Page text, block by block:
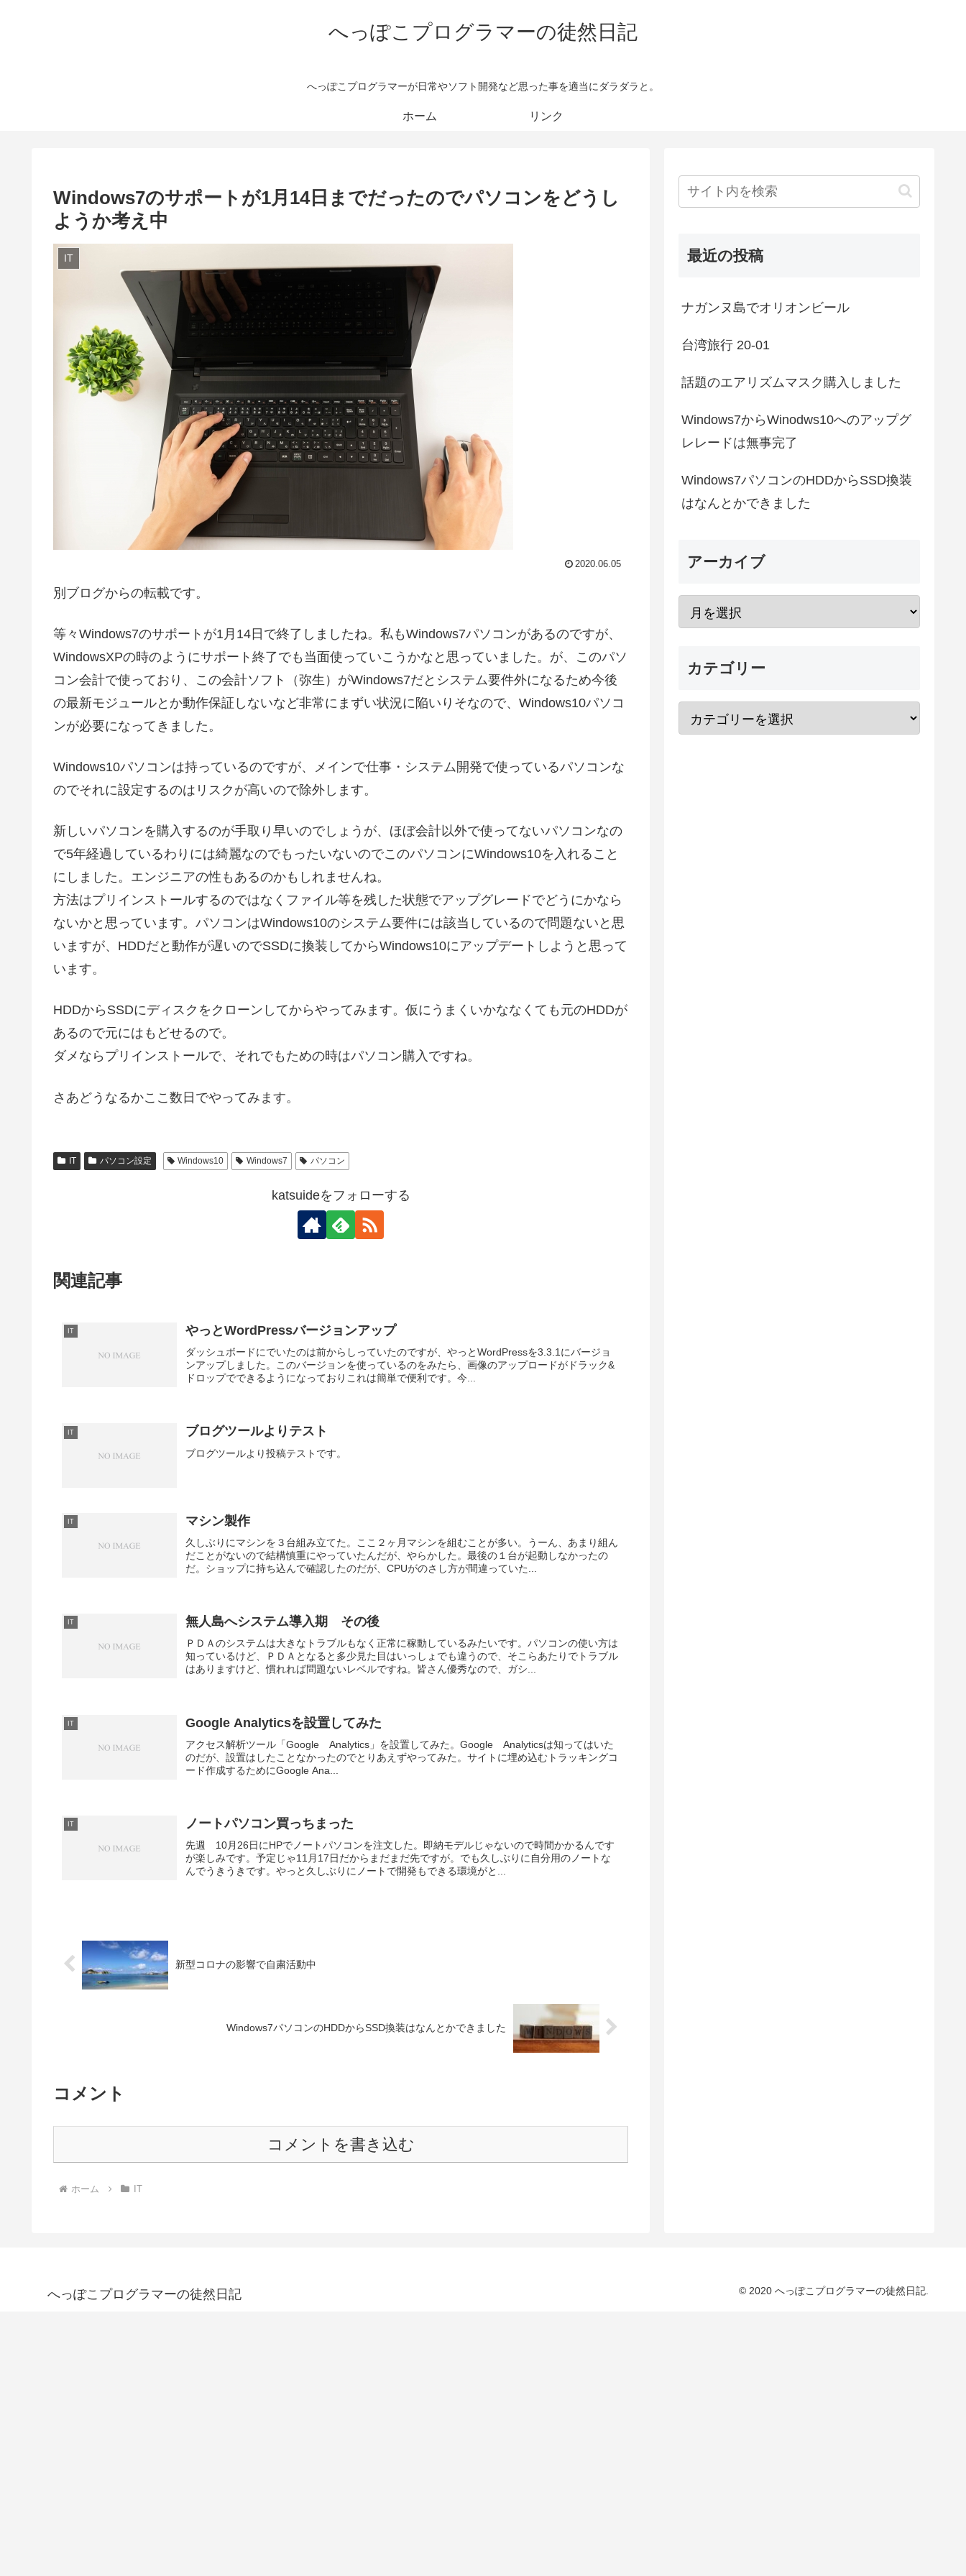
へっぽこプログラマーの徒然日記
へっぽこプログラマーが日常やソフト開発など思った事を適当にダラダラと。
ホーム リンク
Windows7のサポートが1月14日までだったのでパソコンをどうし
ようか考え中
IT
2020.06.05
別ブログからの転載です。
等々Windows7のサポートが1月14日で終了しましたね。私もWindows7パソコンがあるのですが、
WindowsXPの時のようにサポート終了でも当面使っていこうかなと思っていました。が、このパソ
コン会計で使っており、この会計ソフト（弥生）がWindows7だとシステム要件外になるため今後
の最新モジュールとか動作保証しないなど非常にまずい状況に陥いりそなので、Windows10パソコ
ンが必要になってきました。
Windows10パソコンは持っているのですが、メインで仕事・システム開発で使っているパソコンな
のでそれに設定するのはリスクが高いので除外します。
新しいパソコンを購入するのが手取り早いのでしょうが、ほぼ会計以外で使ってないパソコンなの
で5年経過しているわりには綺麗なのでもったいないのでこのパソコンにWindows10を入れること
にしました。エンジニアの性もあるのかもしれませんね。
方法はプリインストールするのではなくファイル等を残した状態でアップグレードでどうにかなら
ないかと思っています。パソコンはWindows10のシステム要件には該当しているので問題ないと思
いますが、HDDだと動作が遅いのでSSDに換装してからWindows10にアップデートしようと思って
います。
HDDからSSDにディスクをクローンしてからやってみます。仮にうまくいかななくても元のHDDが
あるので元にはもどせるので。
ダメならプリインストールで、それでもための時はパソコン購入ですね。
さあどうなるかここ数日でやってみます。
IT パソコン設定 Windows10 Windows7 パソコン
katsuideをフォローする
関連記事
IT やっとWordPressバージョンアップ
ダッシュボードにでいたのは前からしっていたのですが、やっとWordPressを3.3.1にバージョ
ンアップしました。このバージョンを使っているのをみたら、画像のアップロードがドラック&
ドロップでできるようになっておりこれは簡単で便利です。今...
IT ブログツールよりテスト
ブログツールより投稿テストです。
IT マシン製作
久しぶりにマシンを３台組み立てた。ここ２ヶ月マシンを組むことが多い。うーん、あまり組ん
だことがないので結構慎重にやっていたんだが、やらかした。最後の１台が起動しなかったの
だ。ショップに持ち込んで確認したのだが、CPUがのさし方が間違っていた...
IT 無人島へシステム導入期 その後
ＰＤＡのシステムは大きなトラブルもなく正常に稼動しているみたいです。パソコンの使い方は
知っているけど、ＰＤＡとなると多少見た目はいっしょでも違うので、そこらあたりでトラブル
はありますけど、慣れれば問題ないレベルですね。皆さん優秀なので、ガシ...
IT Google Analyticsを設置してみた
アクセス解析ツール「Google Analytics」を設置してみた。Google Analyticsは知ってはいた
のだが、設置はしたことなかったのでとりあえずやってみた。サイトに埋め込むトラッキングコ
ード作成するためにGoogle Ana...
IT ノートパソコン買っちまった
先週 10月26日にHPでノートパソコンを注文した。即納モデルじゃないので時間かかるんです
が楽しみです。予定じゃ11月17日だからまだまだ先ですが。でも久しぶりに自分用のノートな
んでうきうきです。やっと久しぶりにノートで開発もできる環境がと...
新型コロナの影響で自粛活動中
Windows7パソコンのHDDからSSD換装はなんとかできました
コメント
コメントを書き込む
ホーム IT
最近の投稿
ナガンヌ島でオリオンビール
台湾旅行 20-01
話題のエアリズムマスク購入しました
Windows7からWinodws10へのアップグ
レレードは無事完了
Windows7パソコンのHDDからSSD換装
はなんとかできました
アーカイブ
カテゴリー
へっぽこプログラマーの徒然日記 © 2020 へっぽこプログラマーの徒然日記.